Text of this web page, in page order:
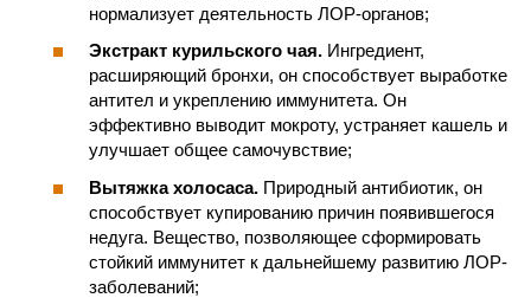
нормализует деятельность ЛОР-органов;
Экстракт курильского чая. Ингредиент,
расширяющий бронхи, он способствует выработке
антител и укреплению иммунитета. Он
эффективно выводит мокроту, устраняет кашель и
улучшает общее самочувствие;
Вытяжка холосаса. Природный антибиотик, он
способствует купированию причин появившегося
недуга. Вещество, позволяющее сформировать
стойкий иммунитет к дальнейшему развитию ЛОР-
заболеваний;